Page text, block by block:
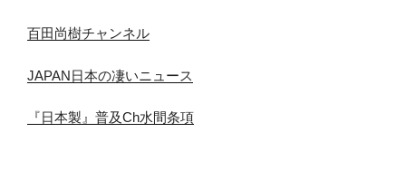
百田尚樹チャンネル
JAPAN日本の凄いニュース
『日本製』普及Ch水間条項